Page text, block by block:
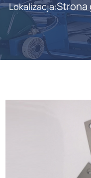
Lokalizacja:Strona